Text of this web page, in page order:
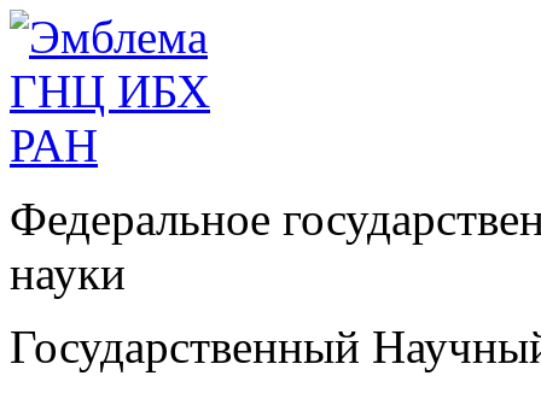
Федеральное
науки
Государственный